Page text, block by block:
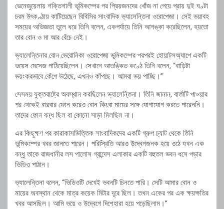
ভেনেজুয়েলায় শক্তিশালী ভূমিকম্পের পর প্রিয়জনদের খোঁজ না পেয়ে প্রায় দুই ঘণ্টা
চরম উৎকণ্ঠায় কাটিয়েছেন বিবিসির সাংবাদিক ভ্যালেন্তিনা ওরোপেজা। সেই ভয়াবহ
সময়ের অভিজ্ঞতা তুলে ধরে তিনি বলেন, একপর্যায়ে তিনি আশঙ্কা করেছিলেন, হয়তো
তার বোন ও মা আর বেঁচে নেই।
ভ্যালেন্তিনার বোন ভেরোনিকা ওরোপেজা ভূমিকম্পের পরপরই হোয়াটসঅ্যাপে একটি
ভয়েস মেসেজ পাঠিয়েছিলেন। সেখানে আতঙ্কিত কণ্ঠে তিনি বলেন, “বাড়িটা
ভয়ংকরভাবে কেঁপে উঠেছে, এখনও কাঁপছে। আমরা ভয় পাচ্ছি।”
সেসময় যুক্তরাষ্ট্রে অবস্থান করছিলেন ভ্যালেন্তিনা। তিনি জানান, বার্তাটি পাওয়ার
পর থেকেই বারবার ফোন করেও বোন কিংবা মায়ের সঙ্গে যোগাযোগ করতে পারেননি।
তাদের ফোন বন্ধ ছিল বা কোনো সাড়া মিলছিল না।
এর কিছুক্ষণ পর কারাকাসভিত্তিক সাংবাদিকদের একটি গ্রুপ চ্যাট থেকে তিনি
ভূমিকম্পের খবর জানতে পারেন। পরিস্থিতি আরও উদ্বেগজনক হয়ে ওঠে যখন এক
বন্ধু তাকে রাজধানীর লস পালোস গ্রান্দেস এলাকার একটি বহুতল ভবন ধসে পড়ার
ভিডিও পাঠান।
ভ্যালেন্তিনা বলেন, “ভিডিওটি দেখেই ভবনটি চিনতে পারি। সেটি আমার বোন ও
মায়ের অবস্থান থেকে মাত্র কয়েক মিটার দূরে ছিল। তখন একের পর এক ক্ষয়ক্ষতির
খবর আসছিল। আমি ভয়ে ও উদ্বেগে দিশেহারা হয়ে পড়েছিলাম।”